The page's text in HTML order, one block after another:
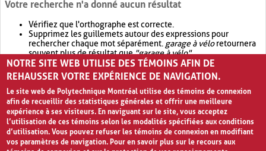
Votre recherche n'a donné aucun résultat
Vérifiez que l'orthographe est correcte.
Supprimez les guillemets autour des expressions pour
rechercher chaque mot séparément. garage à véloretournera
souvent plus de résultat que"garage à vélo".
Envisagez d'élargir votre recherche avec OR.garage OR vélo
retournera souvent plus de résultat quegarage à vélo
NOTRE SITE WEB UTILISE DES TÉMOINS AFIN DE
REHAUSSER VOTRE EXPÉRIENCE DE NAVIGATION.
Le site web de Polytechnique Montréal utilise des témoins de connexion
afin de recueillir des statistiques générales et offrir une meilleure
expérience à ses visiteurs. En naviguant sur le site, vous acceptez
l’utilisation de ces témoins selon les modalités spécifiées aux conditions
d’utilisation. Vous pouvez refuser les témoins de connexion en modifiant
vos paramètres de navigation. Pour en savoir plus sur le recours aux